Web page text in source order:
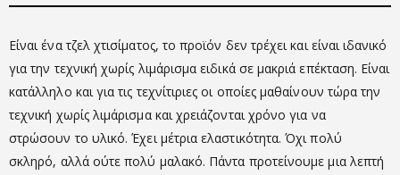
Είναι ένα τζελ χτισίματος, το προϊόν δεν τρέχει και είναι ιδανικό
για την τεχνική χωρίς λιμάρισμα ειδικά σε μακριά επέκταση. Είναι
κατάλληλο και για τις τεχνίτιριες οι οποίες μαθαίνουν τώρα την
τεχνική χωρίς λιμάρισμα και χρειάζονται χρόνο για να
στρώσουν το υλικό. Έχει μέτρια ελαστικότητα. Όχι πολύ
σκληρό, αλλά ούτε πολύ μαλακό. Πάντα προτείνουμε μια λεπτή